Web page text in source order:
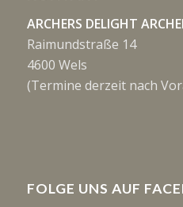
ARCHERS DELIGHT
Raimundstraße 14
4600 Wels
(Termine derzeit nach
FOLGE UNS AUF